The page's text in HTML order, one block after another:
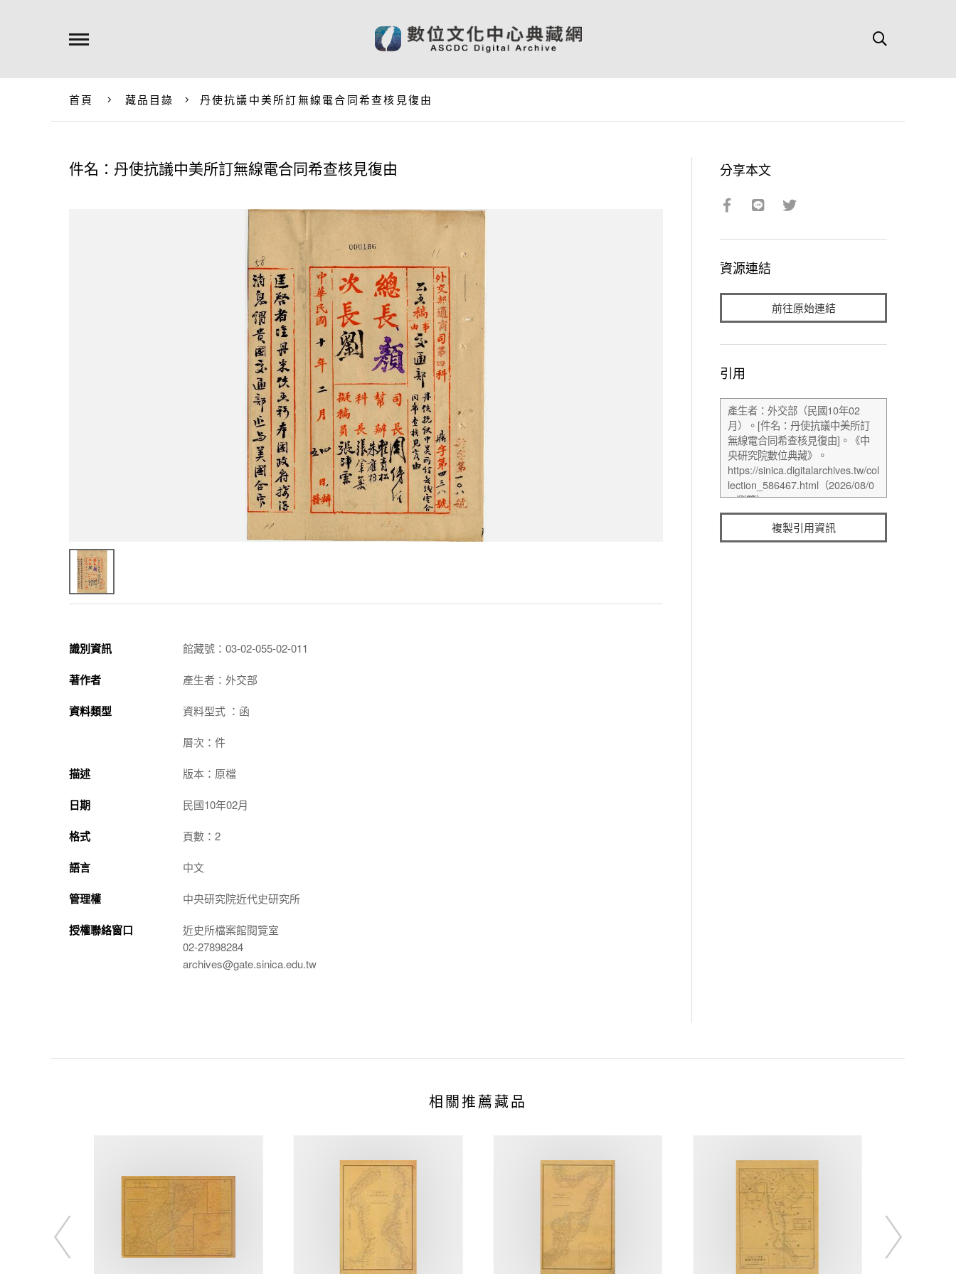
首頁 藏品目錄 丹使抗議中美所訂無線電合同希查核見復由
件名：丹使抗議中美所訂無線電合同希查核見復由
識別資訊 館藏號：03-02-055-02-011
著作者 產生者：外交部
資料類型 資料型式 ：函
層次：件
描述 版本：原檔
日期 民國10年02月
格式 頁數：2
語言 中文
管理權 中央研究院近代史研究所
授權聯絡窗口
近史所檔案館閱覽室
02-27898284
archives@gate.sinica.edu.tw
分享本文
資源連結
前往原始連結
引用
複製引用資訊
相關推薦藏品